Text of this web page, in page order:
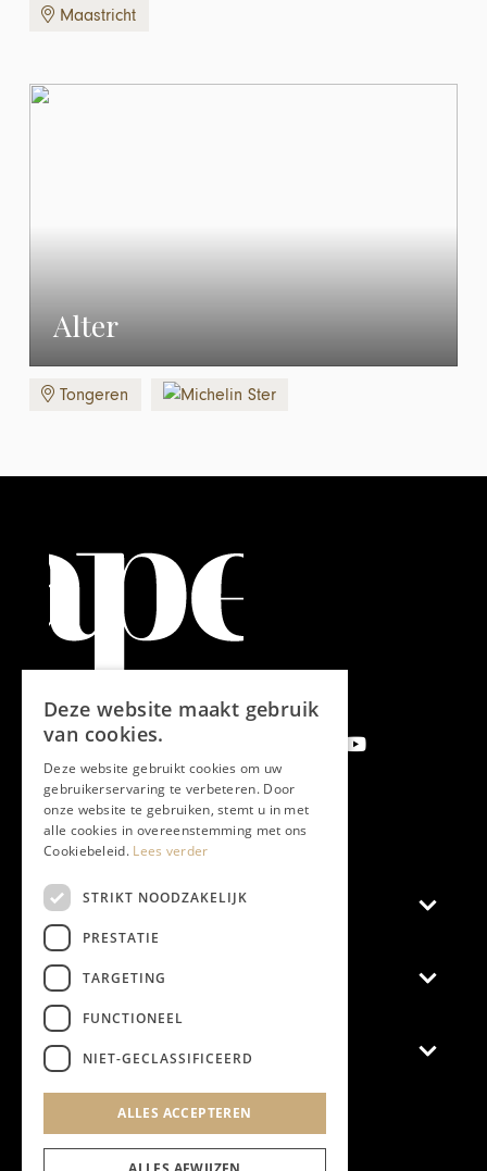
Maastricht
Alter
Tongeren
Aanmelden nieuwsbrief
Magazine
Adverteren
Algemeen
Privacyverklaring
Cookieverklaring
Deze website maakt gebruik
van cookies.
Deze website gebruikt cookies om uw
gebruikerservaring te verbeteren. Door
onze website te gebruiken, stemt u in met
alle cookies in overeenstemming met ons
Cookiebeleid. Lees verder
STRIKT NOODZAKELIJK
PRESTATIE
TARGETING
FUNCTIONEEL
NIET-GECLASSIFICEERD
ALLES ACCEPTEREN